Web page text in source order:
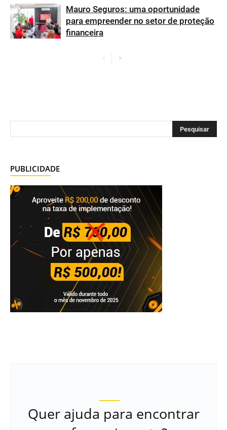
Mauro Seguros: uma oportunidade
para empreender no setor de proteção
financeira
PUBLICIDADE
Quer ajuda para encontrar